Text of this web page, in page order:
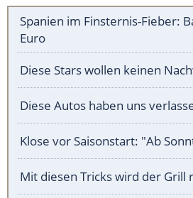
Spanien im Finsternis-Fieber:
Euro
Diese Stars wollen keinen
Diese Autos haben uns
Klose vor Saisonstart: "Ab
Mit diesen Tricks wird der Grill